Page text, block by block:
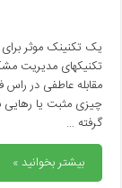
یک تکنینک موثر
تکنیکهای مدیریت
مقابله عاطفی در راس
چیزی مثبت یا
گرفته …
بیشتر بخوانید »